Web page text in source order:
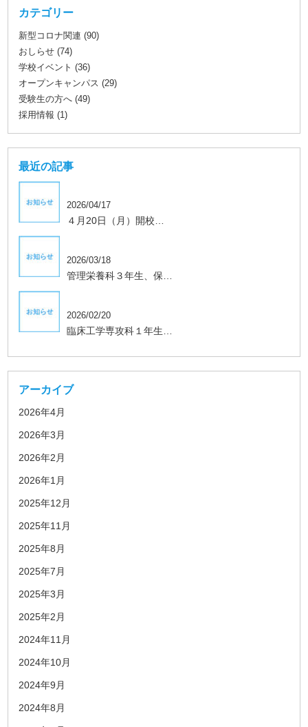
カテゴリー
新型コロナ関連 (90)
おしらせ (74)
学校イベント (36)
オープンキャンパス (29)
受験生の方へ (49)
採用情報 (1)
最近の記事
2026/04/17
４月20日（月）開校…
2026/03/18
管理栄養科３年生、保…
2026/02/20
臨床工学専攻科１年生…
アーカイブ
2026年4月
2026年3月
2026年2月
2026年1月
2025年12月
2025年11月
2025年8月
2025年7月
2025年3月
2025年2月
2024年11月
2024年10月
2024年9月
2024年8月